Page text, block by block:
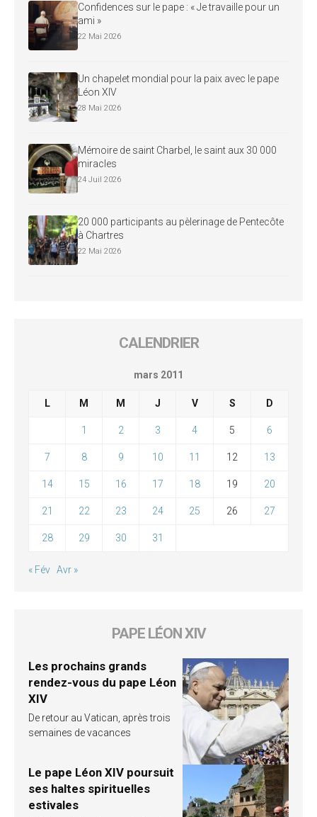
Confidences sur le pape : « Je travaille pour un
ami »
22 Mai 2026
Un chapelet mondial pour la paix avec le pape
Léon XIV
28 Mai 2026
Mémoire de saint Charbel, le saint aux 30 000
miracles
24 Juil 2026
20 000 participants au pèlerinage de Pentecôte
à Chartres
22 Mai 2026
CALENDRIER
mars 2011
L M M J V S D
1 2 3 4 5 6
7 8 9 10 11 12 13
14 15 16 17 18 19 20
21 22 23 24 25 26 27
28 29 30 31
« Fév Avr »
PAPE LÉON XIV
Les prochains grands
rendez-vous du pape Léon
XIV
De retour au Vatican, après trois
semaines de vacances
Le pape Léon XIV poursuit
ses haltes spirituelles
estivales